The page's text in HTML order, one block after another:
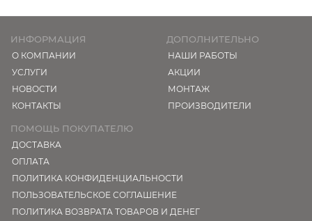
ИНФОРМАЦИЯ
О КОМПАНИИ
УСЛУГИ
НОВОСТИ
КОНТАКТЫ
ДОПОЛНИТЕЛЬНО
НАШИ РАБОТЫ
АКЦИИ
МОНТАЖ
ПРОИЗВОДИТЕЛИ
ПОМОЩЬ ПОКУПАТЕЛЮ
ДОСТАВКА
ОПЛАТА
ПОЛИТИКА КОНФИДЕНЦИАЛЬНОСТИ
ПОЛЬЗОВАТЕЛЬСКОЕ СОГЛАШЕНИЕ
ПОЛИТИКА ВОЗВРАТА ТОВАРОВ И ДЕНЕГ